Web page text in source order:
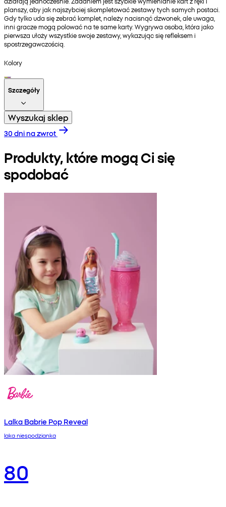
planszy, aby jak najszybciej skompletować zestawy tych samych postaci.
Gdy tylko uda się zebrać komplet, należy nacisnąć dzwonek, ale uwaga,
inni gracze mogą polować na te same karty. Wygrywa osoba, która jako
pierwsza ułoży wszystkie swoje zestawy, wykazując się refleksem i
spostrzegawczością.
Kolory
Szczegóły
Wyszukaj sklep
30 dni na zwrot
Produkty, które mogą Ci się
spodobać
Lalka Babrie Pop Reveal
laka niespodzianka
80